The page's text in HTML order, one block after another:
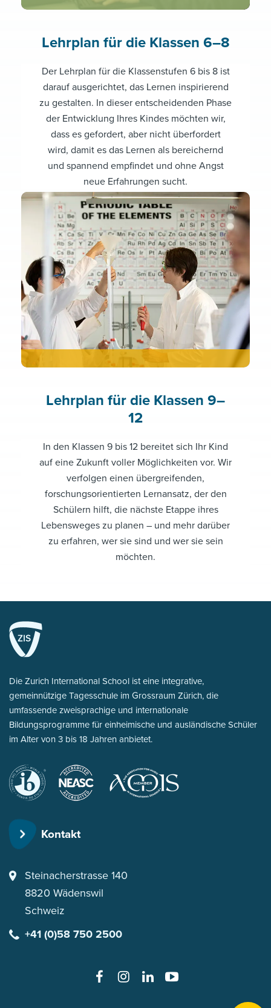
Lehrplan für die Klassen 6–8
Der Lehrplan für die Klassenstufen 6 bis 8 ist
darauf ausgerichtet, das Lernen inspirierend
zu gestalten. In dieser entscheidenden Phase
der Entwicklung Ihres Kindes möchten wir,
dass es gefordert, aber nicht überfordert
wird, damit es das Lernen als bereichernd
und spannend empfindet und ohne Angst
neue Erfahrungen sucht.
Lehrplan für die Klassen 9–
12
Link hier
In den Klassen 9 bis 12 bereitet sich Ihr Kind
auf eine Zukunft voller Möglichkeiten vor. Wir
verfolgen einen übergreifenden,
forschungsorientierten Lernansatz, der den
Schülern hilft, die nächste Etappe ihres
Lebensweges zu planen – und mehr darüber
zu erfahren, wer sie sind und wer sie sein
möchten.
Die Zurich International School ist eine integrative,
gemeinnützige Tagesschule im Grossraum Zürich, die
umfassende zweisprachige und internationale
Bildungsprogramme für einheimische und ausländische Schüler
im Alter von 3 bis 18 Jahren anbietet.
International
Baccalaureate
New
England
of
Colleges
für Musik an
internationalen
Kontakt
Steinacherstrasse 140
8820 Wädenswil
Schweiz
+41 (0)58 750 2500